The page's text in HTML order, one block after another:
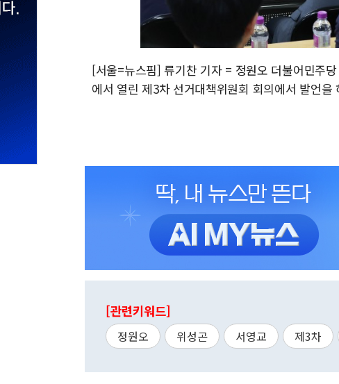
[서울=뉴스핌] 류기찬 기자 = 정원오 더불어민주
에서 열린 제3차 선거대책위원회 회의에서 발언
[관련키워드]
정원오 위성곤 서영교 제3차